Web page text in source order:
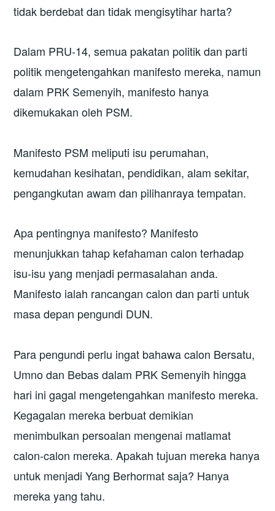
tidak berdebat dan tidak mengisytihar harta?
Dalam PRU-14, semua pakatan politik dan parti
politik mengetengahkan manifesto mereka, namun
dalam PRK Semenyih, manifesto hanya
dikemukakan oleh PSM.
Manifesto PSM meliputi isu perumahan,
kemudahan kesihatan, pendidikan, alam sekitar,
pengangkutan awam dan pilihanraya tempatan.
Apa pentingnya manifesto? Manifesto
menunjukkan tahap kefahaman calon terhadap
isu-isu yang menjadi permasalahan anda.
Manifesto ialah rancangan calon dan parti untuk
masa depan pengundi DUN.
Para pengundi perlu ingat bahawa calon Bersatu,
Umno dan Bebas dalam PRK Semenyih hingga
hari ini gagal mengetengahkan manifesto mereka.
Kegagalan mereka berbuat demikian
menimbulkan persoalan mengenai matlamat
calon-calon mereka. Apakah tujuan mereka hanya
untuk menjadi Yang Berhormat saja? Hanya
mereka yang tahu.